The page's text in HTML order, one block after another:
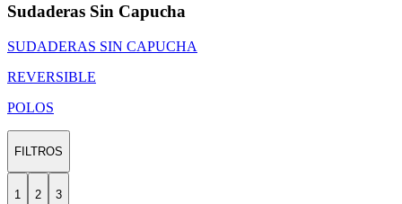
Sudaderas Sin Capucha
SUDADERAS SIN CAPUCHA
REVERSIBLE
POLOS
FILTROS
1 2 3